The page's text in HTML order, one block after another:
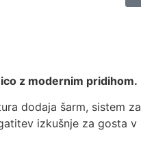
z modernim pridihom.
dodaja šarm, sistem za
izkušnje za gosta v